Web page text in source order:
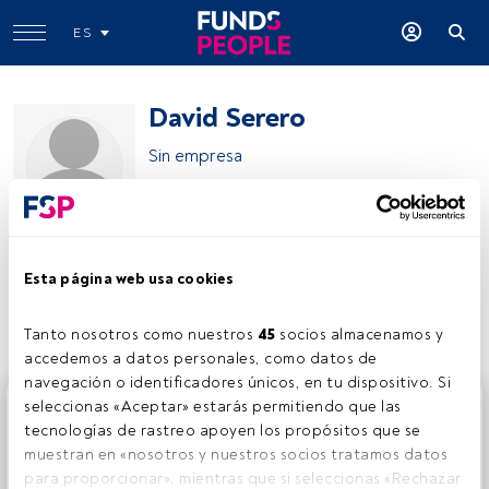
Esta página web usa cookies
Tanto nosotros como nuestros 45 socios almacenamos y
accedemos a datos personales, como datos de
navegación o identificadores únicos, en tu dispositivo. Si
seleccionas «Aceptar» estarás permitiendo que las
tecnologías de rastreo apoyen los propósitos que se
muestran en «nosotros y nuestros socios tratamos datos
para proporcionar», mientras que si seleccionas «Rechazar
ES
David Serero
Sin empresa
Compartir:
Este es un artículo exclusivo para los usuarios registrados
de FundsPeople. Si ya estás registrado, accede desde el
botón Login. Si aún no tienes cuenta, te invitamos a
registrarte y disfrutar de todo el universo que ofrece